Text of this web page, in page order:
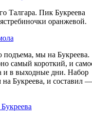
Талгара. Пик Букреева
оранжевой.
мы на Букреева.
самый короткий, и
и в выходные дни. Набор
Букреева, и составил